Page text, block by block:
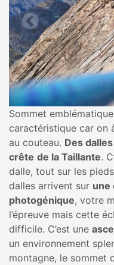
Sommet
caractéristique car on
au couteau. Des
crête de la Taillante.
dalle, tout sur les
dalles arrivent sur une
photogénique, votre
l’épreuve mais cette
difficile. C’est une
un environnement
montagne, le sommet